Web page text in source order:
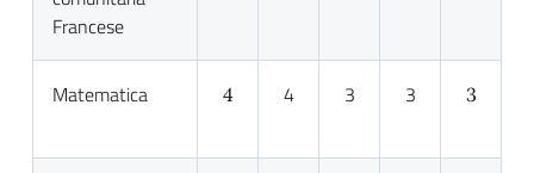
Francese
Matematica 4 4 3 3 3